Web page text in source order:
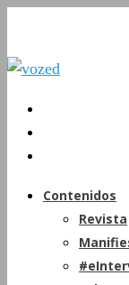
Contenidos
Revista